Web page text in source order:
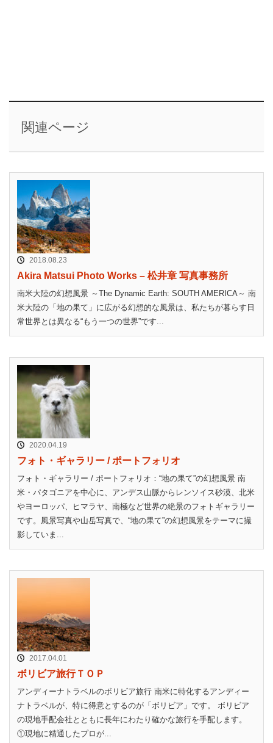
関連ページ
2018.08.23
Akira Matsui Photo Works – 松井章 写真事務所
南米大陸の幻想風景 ～The Dynamic Earth: SOUTH AMERICA～ 南
米大陸の「地の果て」に広がる幻想的な風景は、私たちが暮らす日
常世界とは異なる“もう一つの世界”です...
2020.04.19
フォト・ギャラリー / ポートフォリオ
フォト・ギャラリー / ポートフォリオ：“地の果て”の幻想風景 南
米・パタゴニアを中心に、アンデス山脈からレンソイス砂漠、北米
やヨーロッパ、ヒマラヤ、南極など世界の絶景のフォトギャラリー
です。風景写真や山岳写真で、“地の果て”の幻想風景をテーマに撮
影していま...
2017.04.01
ボリビア旅行ＴＯＰ
アンディーナトラベルのボリビア旅行 南米に特化するアンディー
ナトラベルが、特に得意とするのが「ボリビア」です。 ボリビア
の現地手配会社とともに長年にわたり確かな旅行を手配します。
①現地に精通したプロが...